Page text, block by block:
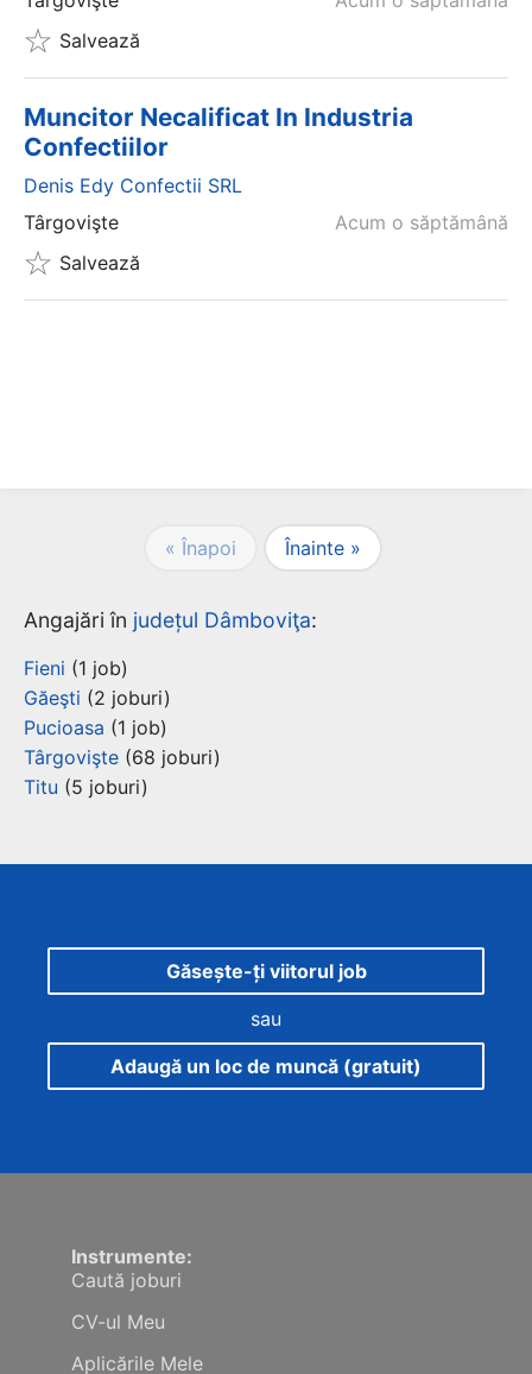
Salvează
Muncitor Necalificat In Industria
Confectiilor
Denis Edy Confectii SRL
Acum o săptămână
Târgovişte
Salvează
« Înapoi Înainte »
Angajări în județul Dâmboviţa:
Fieni (1 job)
Găeşti (2 joburi)
Pucioasa (1 job)
Târgovişte (68 joburi)
Titu (5 joburi)
Găsește-ți viitorul job
sau
Adaugă un loc de muncă (gratuit)
Instrumente:
Caută joburi
CV-ul Meu
Aplicările Mele